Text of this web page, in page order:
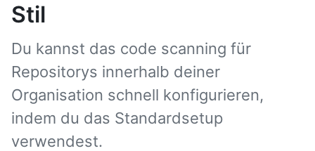
Stil
Du kannst das code scanning für
Repositorys innerhalb deiner
Organisation schnell konfigurieren,
indem du das Standardsetup
verwendest.